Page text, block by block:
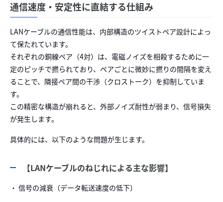
通信速度・安定性に直結する仕組み
LANケーブルの通信性能は、内部構造のツイストペア設計によっ
て保たれています。
それぞれの銅線ペア（4対）は、電磁ノイズを相殺するために一
定のピッチで撚られており、ペアごとに微妙に撚りの間隔を変え
ることで、隣接ペア間の干渉（クロストーク）を抑制していま
す。
この精密な構造が崩れると、外部ノイズ耐性が弱まり、信号損失
が発生します。
具体的には、以下のような問題が生じます。
【LANケーブルのねじれによる主な影響】
・ 信号の減衰（データ転送速度の低下）